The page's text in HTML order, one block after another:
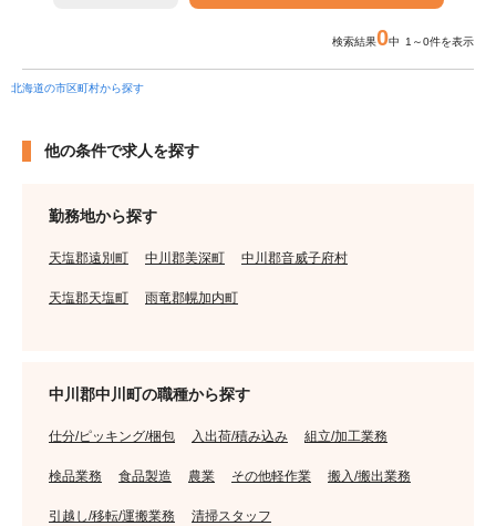
検索結果0中 1～0件を表示
北海道の市区町村から探す
他の条件で求人を探す
勤務地から探す
天塩郡遠別町 中川郡美深町 中川郡音威子府村
天塩郡天塩町 雨竜郡幌加内町
中川郡中川町の職種から探す
仕分/ピッキング/梱包 入出荷/積み込み 組立/加工業務
検品業務 食品製造 農業 その他軽作業 搬入/搬出業務
引越し/移転/運搬業務 清掃スタッフ